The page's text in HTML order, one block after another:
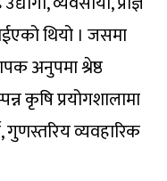
थियो । जसमा
अनुपमा श्रेष्ठ
कृषि प्रयोगशालामा
गुणस्तरिय व्यवहारिक